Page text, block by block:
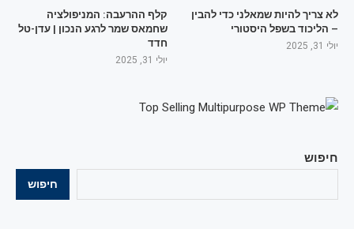
חיפוש
חיפוש
לא צריך להיות שמאלני כדי להבין
– הליכוד בשפל היסטורי
יולי 31, 2025
קלף ההרעבה: המניפולציה
שחמאס שמר לרגע הנכון | עדן-טל
חדד
יולי 31, 2025